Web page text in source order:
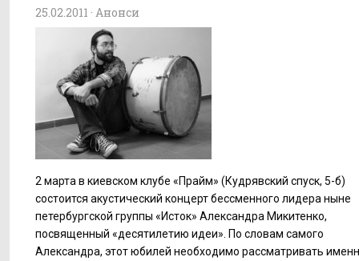
25.02.2011 · Анонси
2 марта в киевском клубе «Прайм» (Кудрявский спуск, 5-б)
состоится акустический концерт бессменного лидера ныне
петербургской группы «Исток» Александра Микитенко,
посвященный «десятилетию идеи». По словам самого
Александра, этот юбилей необходимо рассматривать